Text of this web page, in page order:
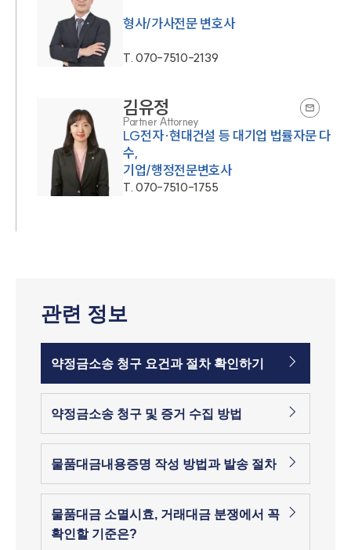
형사/가사전문 변호사
T.070-7510-2139
김유정
Partner Attorney
LG전자·현대건설 등 대기업 법률자문 다
수,
기업/행정전문변호사
T.070-7510-1755
관련 정보
약정금소송 청구 요건과 절차 확인하기
약정금소송 청구 및 증거 수집 방법
물품대금내용증명 작성 방법과 발송 절차
물품대금 소멸시효, 거래대금 분쟁에서 꼭
확인할 기준은?